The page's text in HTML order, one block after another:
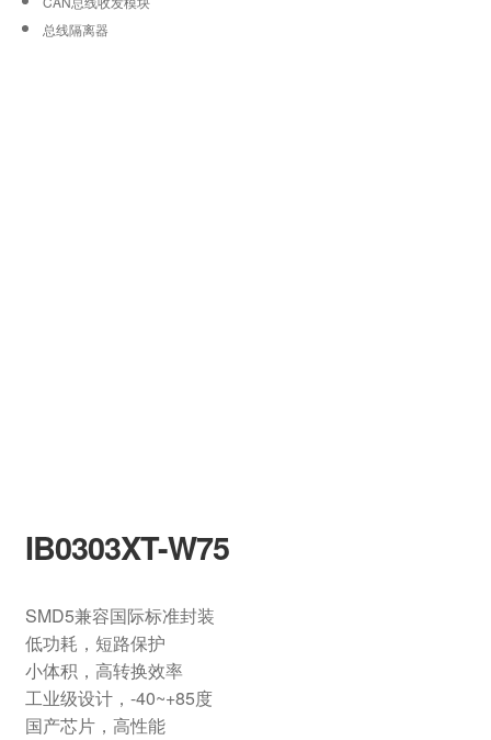
IB0303XT-W75
SMD5兼容国际标准封装
低功耗，短路保护
小体积，高转换效率
工业级设计，-40~+85度
国产芯片，高性能
总线隔离器